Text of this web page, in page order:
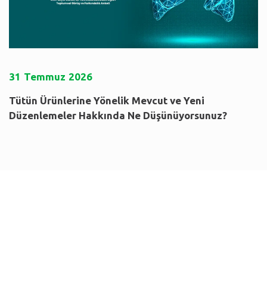
31 Temmuz 2026
Tütün Ürünlerine Yönelik Mevcut ve Yeni
Düzenlemeler Hakkında Ne Düşünüyorsunuz?